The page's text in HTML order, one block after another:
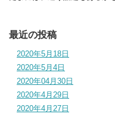
最近の投稿
2020年5月18日
2020年5月4日
2020年04月30日
2020年4月29日
2020年4月27日